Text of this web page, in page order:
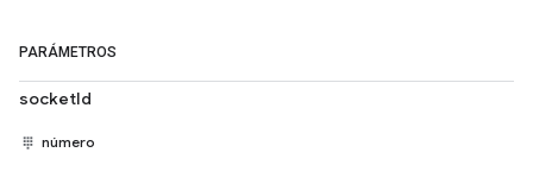
PARÁMETROS
socketId
número